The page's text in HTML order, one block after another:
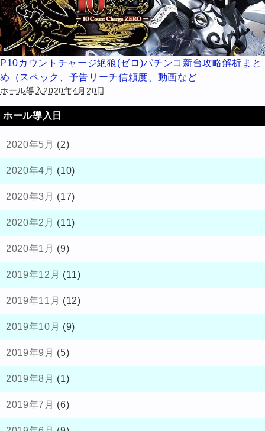
P10カウントチャージ絶狼(ゼロ)パチンコ新台攻略解析まと
め（スペック、予告リーチ信頼度、動画など
ホール導入2020年4月20日
ホール導入日
2020年5月 (2)
2020年4月 (10)
2020年3月 (17)
2020年2月 (11)
2020年1月 (9)
2019年12月 (11)
2019年11月 (12)
2019年10月 (9)
2019年9月 (5)
2019年8月 (1)
2019年7月 (6)